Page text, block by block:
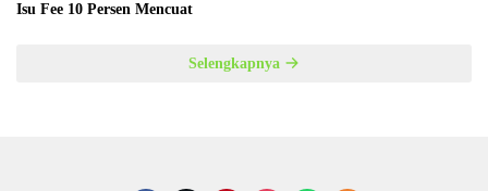
Isu Fee 10 Persen Mencuat
Selengkapnya